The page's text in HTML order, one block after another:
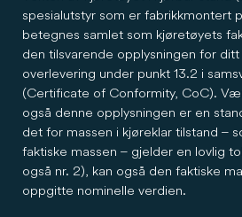
spesialutstyr som er fabrikkmontert
betegnes samlet som kjøretøyets
den tilsvarende opplysningen for
overlevering under punkt 13.2 i
(Certificate of Conformity, CoC).
også denne opplysningen er en
det for massen i kjøreklar tilstand –
faktiske massen – gjelder en lovlig
også nr. 2), kan også den faktiske
oppgitte nominelle verdien.